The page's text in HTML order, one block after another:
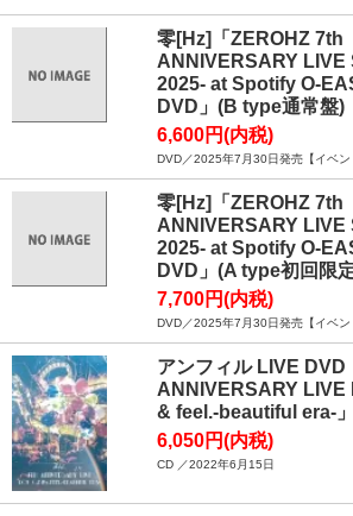
零[Hz]「ZEROHZ 7th
ANNIVERSARY LIVE
2025- at Spotify O-
DVD」(B type通常盤)
6,600円(内税)
DVD／2025年7月30日発売【イベン
零[Hz]「ZEROHZ 7th
ANNIVERSARY LIVE
2025- at Spotify O-
DVD」(A type初回限
7,700円(内税)
DVD／2025年7月30日発売【イベン
アンフィル LIVE DVD
ANNIVERSARY LIVE
& feel.-beautiful era-」
6,050円(内税)
CD ／2022年6月15日